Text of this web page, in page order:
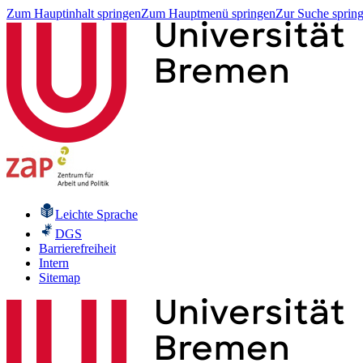
Zum Hauptinhalt springenZum Hauptmenü springenZur Suche
Leichte Sprache
DGS
Barrierefreiheit
Intern
Sitemap